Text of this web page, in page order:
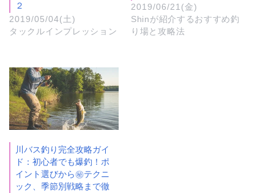
２
2019/05/04(土)
タックルインプレッション
2019/06/21(金)
Shinが紹介するおすすめ釣
り場と攻略法
川バス釣り完全攻略ガイ
ド：初心者でも爆釣！ポ
イント選びから㊙テクニ
ック、季節別戦略まで徹